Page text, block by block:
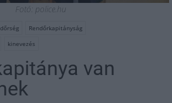
Fotó: police.hu
Rendőrkapitányság
kinevezés
van